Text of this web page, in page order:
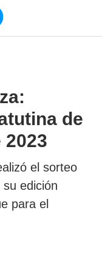
de
2023
el sorteo
edición
para el